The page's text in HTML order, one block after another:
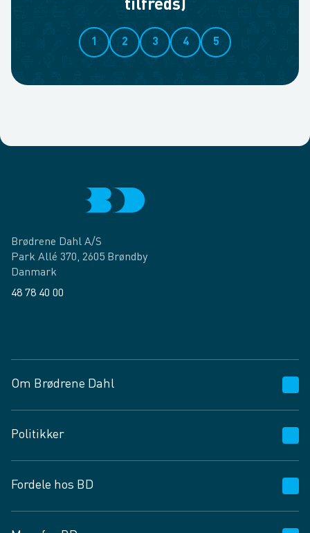
tilfreds)
1 2 3 4 5
Brødrene Dahl A/S
Park Allé 370, 2605 Brøndby
Danmark
48 78 40 00
Om Brødrene Dahl
Vagttelefon 30 10 89 89
Spørgsmål og svar
Job og karriere
Fødevarekontrolrapport
Politikker
Privatlivspolitik
Cookies
Fordele hos BD